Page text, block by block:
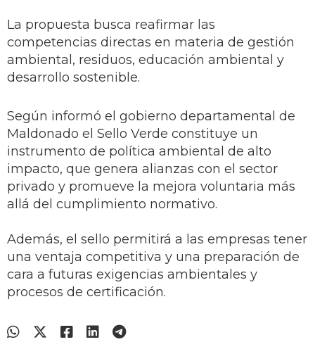
La propuesta busca reafirmar las
competencias directas en materia de gestión
ambiental, residuos, educación ambiental y
desarrollo sostenible.
Según informó el gobierno departamental de
Maldonado el Sello Verde constituye un
instrumento de política ambiental de alto
impacto, que genera alianzas con el sector
privado y promueve la mejora voluntaria más
allá del cumplimiento normativo.
Además, el sello permitirá a las empresas tener
una ventaja competitiva y una preparación de
cara a futuras exigencias ambientales y
procesos de certificación.